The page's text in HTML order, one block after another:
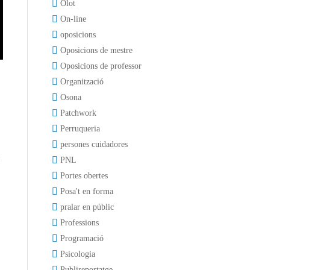
Olot
On-line
oposicions
Oposicions de mestre
Oposicions de professor
Organització
Osona
Patchwork
Perruqueria
persones cuidadores
PNL
Portes obertes
Posa't en forma
pralar en públic
Professions
Programació
Psicologia